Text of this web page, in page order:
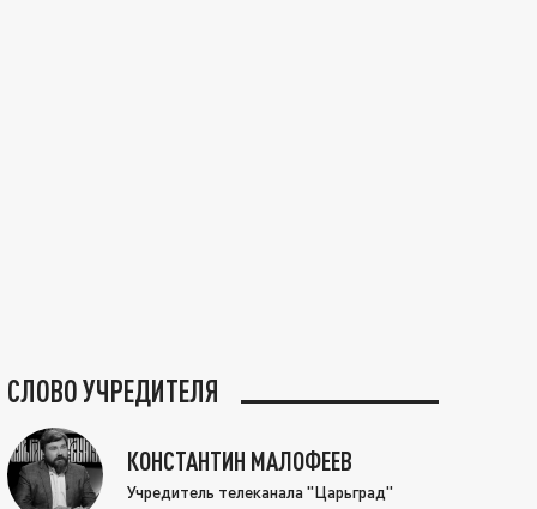
СЛОВО УЧРЕДИТЕЛЯ
КОНСТАНТИН МАЛОФЕЕВ
Учредитель телеканала "Царьград"